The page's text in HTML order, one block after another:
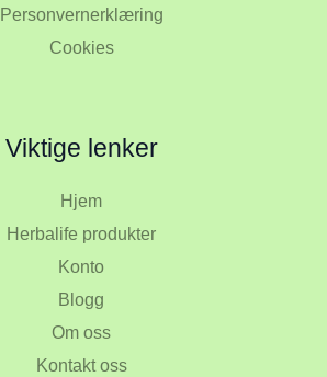
Personvernerklæring
Cookies
Viktige lenker
Hjem
Herbalife produkter
Konto
Blogg
Om oss
Kontakt oss